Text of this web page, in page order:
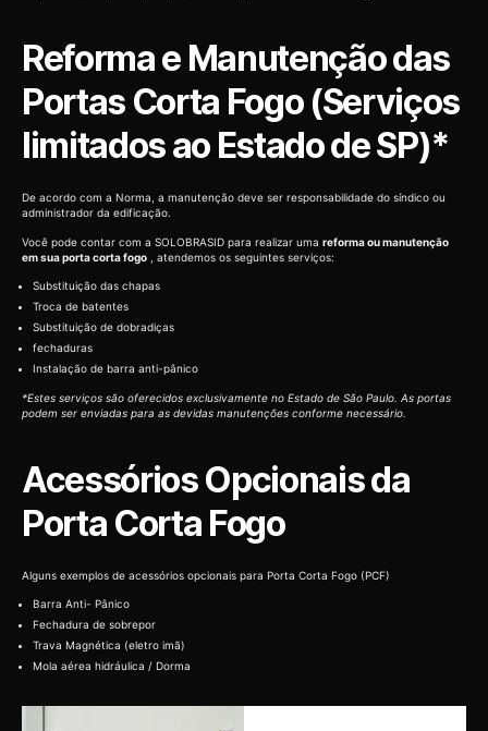
Reforma e Manutenção das
Portas Corta Fogo (Serviços
limitados ao Estado de SP)*
De acordo com a Norma, a manutenção deve ser responsabilidade do síndico ou
administrador da edificação.
Você pode contar com a SOLOBRASID para realizar uma reforma ou manutenção
em sua porta corta fogo , atendemos os seguintes serviços:
Substituição das chapas
Troca de batentes
Substituição de dobradiças
fechaduras
Instalação de barra anti-pânico
*Estes serviços são oferecidos exclusivamente no Estado de São Paulo. As portas
podem ser enviadas para as devidas manutenções conforme necessário.
Acessórios Opcionais da
Porta Corta Fogo
Alguns exemplos de acessórios opcionais para Porta Corta Fogo (PCF)
Barra Anti- Pânico
Fechadura de sobrepor
Trava Magnética (eletro imã)
Mola aérea hidráulica / Dorma